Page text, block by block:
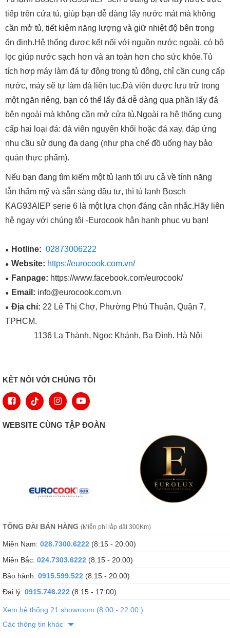
tiếp trên cửa tủ, giúp bạn dễ dàng lấy nước mát mà không
cần mở tủ, tiết kiệm năng lượng và giữ nhiệt độ bên trong
ổn định.Hệ thống được kết nối với nguồn nước ngoài, có bộ
lọc giúp nước sạch hơn và an toàn hơn cho sức khỏe.Tủ
tích hợp máy làm đá tự động trong tủ đông, chỉ cần cung cấp
nước, máy sẽ tự làm đá liên tục.Đá viên được lưu trữ trong
một ngăn riêng, bạn có thể lấy đá dễ dàng qua phần lấy đá
bên ngoài mà không cần mở cửa tủ.Ngoài ra hệ thống cung
cấp hai loại đá: đá viên nguyên khối hoặc đá xay, đáp ứng
nhu cầu sử dụng đa dạng (như pha chế đồ uống hay bảo
quản thực phẩm).
Nếu bạn đang tìm kiếm một tủ lạnh tối ưu cả về tính năng
lẫn thẩm mỹ và sẵn sàng đầu tư, thì tủ lạnh Bosch
KAG93AIEP serie 6 là một lựa chọn đáng cân nhắc.Hãy liên
hệ ngay với chúng tôi -Eurocook hân hạnh phục vụ bạn!
Hotline: 02873006222
Website: https://eurocook.com.vn/
Fanpage: https://www.facebook.com/eurocook/
Email: info@eurocook.com.vn
Địa chỉ: 22 Lê Thị Chợ, Phường Phú Thuận, Quận 7,
TPHCM.
1136 La Thành, Ngọc Khánh, Ba Đình. Hà Nội
KẾT NỐI VỚI CHÚNG TÔI
WEBSITE CÙNG TẬP ĐOÀN
TỔNG ĐÀI BÁN HÀNG (Miễn phí lắp đặt 300Km)
Miền Nam: 028.7300.6222 (8:15 - 20:00)
Miền Bắc: 024.7303.6222 (8:15 - 20:00)
Bảo hành: 0915.599.522 (8:15 - 20:00)
Đại lý: 0915.746.222 (8:15 - 17:00)
Xem hệ thống 21 showroom (8:00 - 22:00 )
Các thông tin khác